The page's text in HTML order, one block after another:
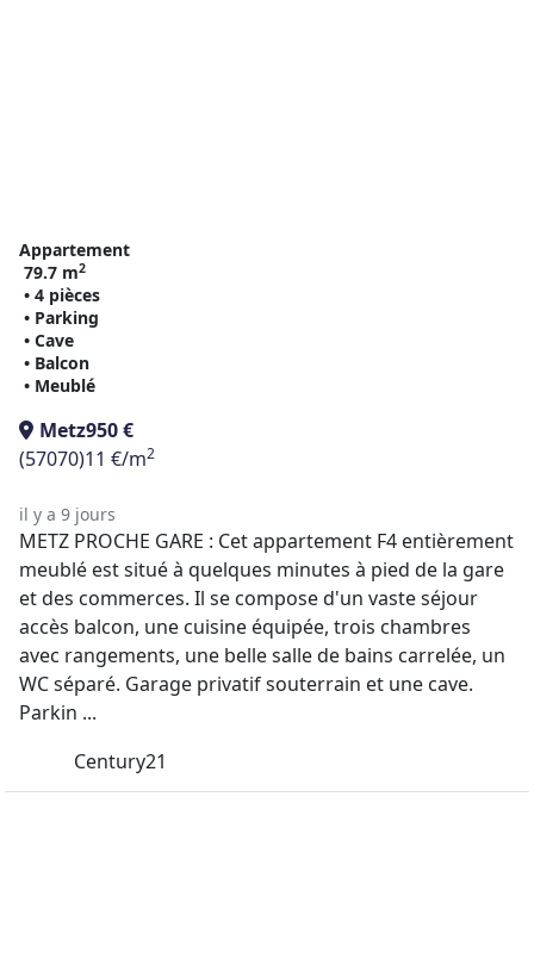
Appartement
79.7 m2
• 4 pièces
• Parking
• Cave
• Balcon
• Meublé
Metz950 €
(57070)11 €/m2
il y a 9 jours
METZ PROCHE GARE : Cet appartement F4 entièrement
meublé est situé à quelques minutes à pied de la gare
et des commerces. Il se compose d'un vaste séjour
accès balcon, une cuisine équipée, trois chambres
avec rangements, une belle salle de bains carrelée, un
WC séparé. Garage privatif souterrain et une cave.
Parkin ...
Century21